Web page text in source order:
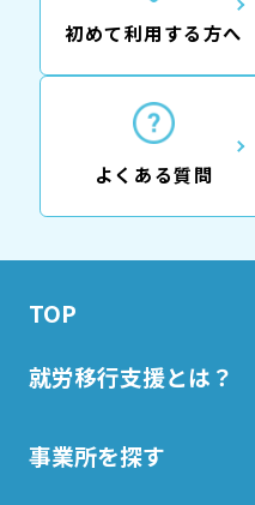
初めて利用する方へ
よくある質問
TOP
就労移行支援とは？
事業所を探す